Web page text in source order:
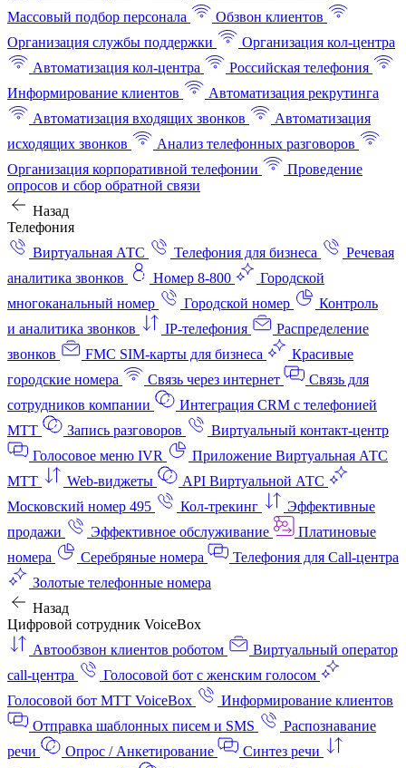
Массовый подбор персонала
Обзвон клиентов
Организация службы поддержки
Организация кол-центра
Автоматизация кол-центра
Российская телефония
Информирование клиентов
Автоматизация рекрутинга
Автоматизация входящих звонков
Автоматизация
исходящих звонков
Анализ телефонных разговоров
Организация корпоративной телефонии
Проведение
опросов и сбор обратной связи
Назад
Телефония
Виртуальная АТС
Телефония для бизнеса
Речевая
аналитика звонков
Номер 8-800
Городской
многоканальный номер
Городской номер
Контроль
и аналитика звонков
IP-телефония
Распределение
звонков
FMC SIM-карты для бизнеса
Красивые
городские номера
Связь через интернет
Связь для
сотрудников компании
Интеграция CRM с телефонией
МТТ
Запись разговоров
Виртуальный контакт‑центр
Голосовое меню IVR
Приложение Виртуальная АТС
МТТ
Web-виджеты
API Виртуальной АТС
Московский номер 495
Кол-трекинг
Эффективные
продажи
Эффективное обслуживание
Платиновые
номера
Серебряные номера
Телефония для Call-центра
Золотые телефонные номера
Назад
Цифровой сотрудник VoiceBox
Автообзвон клиентов роботом
Виртуальный оператор
call-центра
Голосовой бот с женским голосом
Голосовой бот МТТ VoiceBox
Информирование клиентов
Отправка шаблонных писем и SMS
Распознавание
речи
Опрос / Анкетирование
Синтез речи